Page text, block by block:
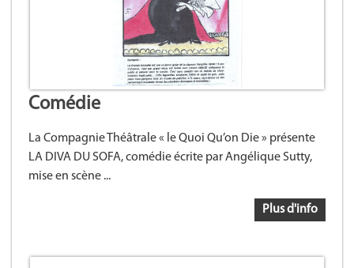
Comédie
La Compagnie Théâtrale « le Quoi Qu’on Die » présente
LA DIVA DU SOFA, comédie écrite par Angélique Sutty,
mise en scène ...
Plus d'info